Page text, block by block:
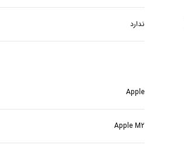
ندارد
Apple
Apple M2